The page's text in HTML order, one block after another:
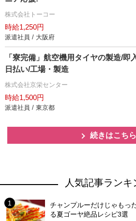
株式会社トーコー
時給1,250円
派遣社員 / 大阪府
「寮完備」航空機用タイヤの製造/即
日払い/工場・製造
株式会社京栄センター
時給1,500円
派遣社員 / 東京都
続きはこちら
人気記事ランキ
チャンプルーだけじゃもっ
る夏ゴーヤ絶品レシピ3選